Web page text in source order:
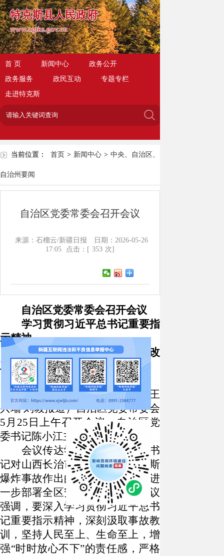
特克斯县人民政府
www.zgtks.gov.cn
首 页 新闻中心
政务公开
政务服务
政民互动
专题专栏
走进特克斯
当前位置： 首页 > 新闻中心 > 中央、自治区、
自治州要闻
自治区党委常委会召开会议
来源：石榴云/新疆日报
日期：2026-05-26
17:05
点击：[ 353 次]
自治区党委常委会召开会议
学习贯彻习近平总书记重要指
示精神
部署推进安全生产和巡视整改
工作
陈小江主持会议
石榴云/新疆日报讯（记者 王
兴瑞 刘毅报道）自治区党委常委会
5月25日上午召开会议，自治区党
委书记陈小江主持会议。
会议传达学习贯彻习近平总书
记对山西长治市沁源县一煤矿瓦斯
爆炸事故作出的重要指示精神，进
一步部署全区安全生产工作。会议
强调，要深入学习贯彻习近平总书
记重要指示精神，深刻汲取事故教
训，坚持人民至上、生命至上，增
强“时时放心不下”的责任感，严格